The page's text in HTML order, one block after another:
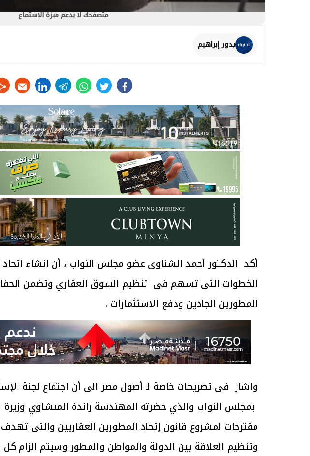
متصفحك لا يدعم ميزة الاستماع
بدور إبراهيم
facebook
twitter
whats
telegram
linkedin
أكد الدكتور أحمد الشناوى عضو مجلس النواب ، أن انشاء
الخطوات التى تسهم فى تنظيم السوق العقاري وتضمن
المطورين الجادين ودفع الاستثمارات .
واشار فى تصريحات خاصة لـ أصول مصر الى أن اجتماع لجنة
بمجلس النواب والذي حضرته المهندسة راندة المنشاوي
مقترحات لمشروع قانون إتحاد المطورين العقاريين والتى
وتنظيم العلاقة بين الدولة والمواطن والمطور وسيتم الزام